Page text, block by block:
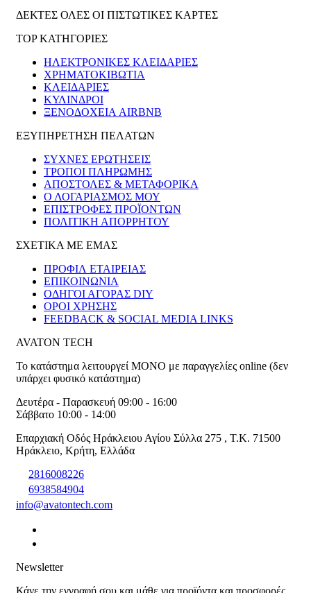
ΔΕΚΤΕΣ ΟΛΕΣ ΟΙ ΠΙΣΤΩΤΙΚΕΣ ΚΑΡΤΕΣ
TOP ΚΑΤΗΓΟΡΙΕΣ
ΗΛΕΚΤΡΟΝΙΚΈΣ ΚΛΕΙΔΑΡΙΈΣ
ΧΡΗΜΑΤΟΚΙΒΏΤΙΑ
ΚΛΕΙΔΑΡΙΈΣ
ΚΎΛΙΝΔΡΟΙ
ΞΕΝΟΔΟΧΕΊΑ AIRBNB
ΕΞΥΠΗΡΕΤΗΣΗ ΠΕΛΑΤΩΝ
ΣΥΧΝΕΣ ΕΡΩΤΗΣΕΙΣ
ΤΡΟΠΟΙ ΠΛΗΡΩΜΗΣ
ΑΠΟΣΤΟΛΕΣ & ΜΕΤΑΦΟΡΙΚΑ
Ο ΛΟΓΑΡΙΑΣΜΟΣ ΜΟΥ
ΕΠΙΣΤΡΟΦΕΣ ΠΡΟΪΟΝΤΩΝ
ΠΟΛΙΤΙΚΗ ΑΠΟΡΡΗΤΟΥ
ΣΧΕΤΙΚΑ ΜΕ ΕΜΑΣ
ΠΡΟΦΙΛ ΕΤΑΙΡΕΙΑΣ
ΕΠΙΚΟΙΝΩΝΙΑ
ΟΔΗΓΟΙ ΑΓΟΡΑΣ DIY
ΟΡΟΙ ΧΡΗΣΗΣ
FEEDBACK & SOCIAL MEDIA LINKS
AVATON TECH
Το κατάστημα λειτουργεί ΜΟΝΟ με παραγγελίες online (δεν
υπάρχει φυσικό κατάστημα)
Δευτέρα - Παρασκευή 09:00 - 16:00
Σάββατο 10:00 - 14:00
Επαρχιακή Οδός Ηράκλειου Αγίου Σύλλα 275 , T.K. 71500
Ηράκλειο, Κρήτη, Ελλάδα
2816008226
6938584904
info@avatontech.com
Newsletter